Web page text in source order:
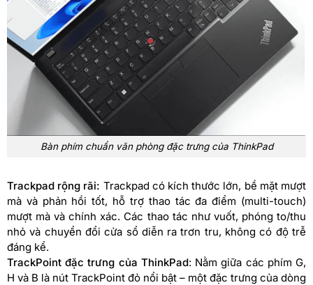
Bàn phím chuẩn văn phòng đặc trưng của ThinkPad
Trackpad rộng rãi: Trackpad có kích thước lớn, bề mặt mượt
mà và phản hồi tốt, hỗ trợ thao tác đa điểm (multi-touch)
mượt mà và chính xác. Các thao tác như vuốt, phóng to/thu
nhỏ và chuyển đổi cửa sổ diễn ra trơn tru, không có độ trễ
đáng kể.
TrackPoint đặc trưng của ThinkPad: Nằm giữa các phím G,
H và B là nút TrackPoint đỏ nổi bật – một đặc trưng của dòng